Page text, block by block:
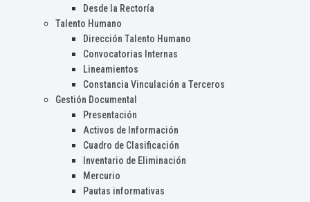
Desde la Rectoría
Talento Humano
Dirección Talento Humano
Convocatorias Internas
Lineamientos
Constancia Vinculación a Terceros
Gestión Documental
Presentación
Activos de Información
Cuadro de Clasificación
Inventario de Eliminación
Mercurio
Pautas informativas